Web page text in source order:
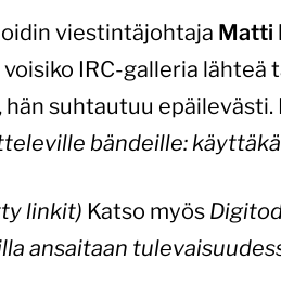
viestintäjohtaja Matti
IRC-galleria
suhtautuu
bändeille:
linkit) Katso myös
ansaitaan